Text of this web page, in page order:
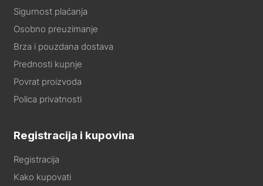
Sigurnost plaćanja
Osobno preuzimanje
Brza i pouzdana dostava
Prednosti kupnje
Povrat proizvoda
Polica privatnosti
Registracija i kupovina
Registracija
Kako kupovati